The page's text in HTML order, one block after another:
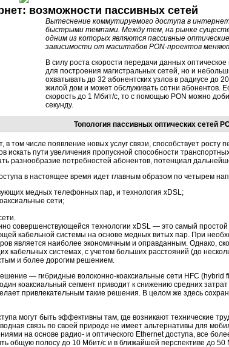
возможности пассивных сетей
Вытеснение коммутируемого доступа в
быстрыми темпами. Между тем, на рынке
одним из которых являются пассивные
зависимости от масштабов PON-проектов
В силу роста скорости передачи данных
для построения магистральных сетей, но и
охватывать до 32 абонентских узлов в радиусе до
жилой дом и может обслуживать сотни абонентов.
скорость до 1 Мбит/с, то c помощью PON можно
секунду.
Топология пассивных оптических сетей
в том числе появление новых услуг связи, способствует
искать пути увеличения пропускной способности
разнообразие потребностей абонентов, потенциал
в настоящее время идет главным образом по четырем
медных телефонных пар, и технология xDSL;
сети;
совершенствующейся технологии xDSL — это самый
кабельной системы на основе медных витых пар. При
является наиболее экономичным и оправданным. Однако,
кабельных системах, с учетом больших расстояний (до
и более дорогим решением.
— гибридные волоконно-коаксиальные сети HFC (hybrid
коаксиальный сегмент приводит к снижению средних
привлекательным такие решения. В целом же здесь
могут быть эффективны там, где возникают технические
связь по своей природе не имеет альтернативы для
на основе радио- и оптического Ethernet доступа, все
общую полосу до 10 Мбит/с и в ближайшей перспективе до 50